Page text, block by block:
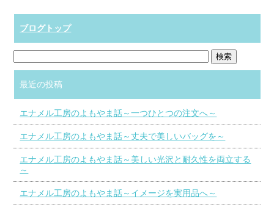
ブログトップ
最近の投稿
エナメル工房のよもやま話～一つひとつの注文へ～
エナメル工房のよもやま話～丈夫で美しいバッグを～
エナメル工房のよもやま話～美しい光沢と耐久性を両立する
～
エナメル工房のよもやま話～イメージを実用品へ～